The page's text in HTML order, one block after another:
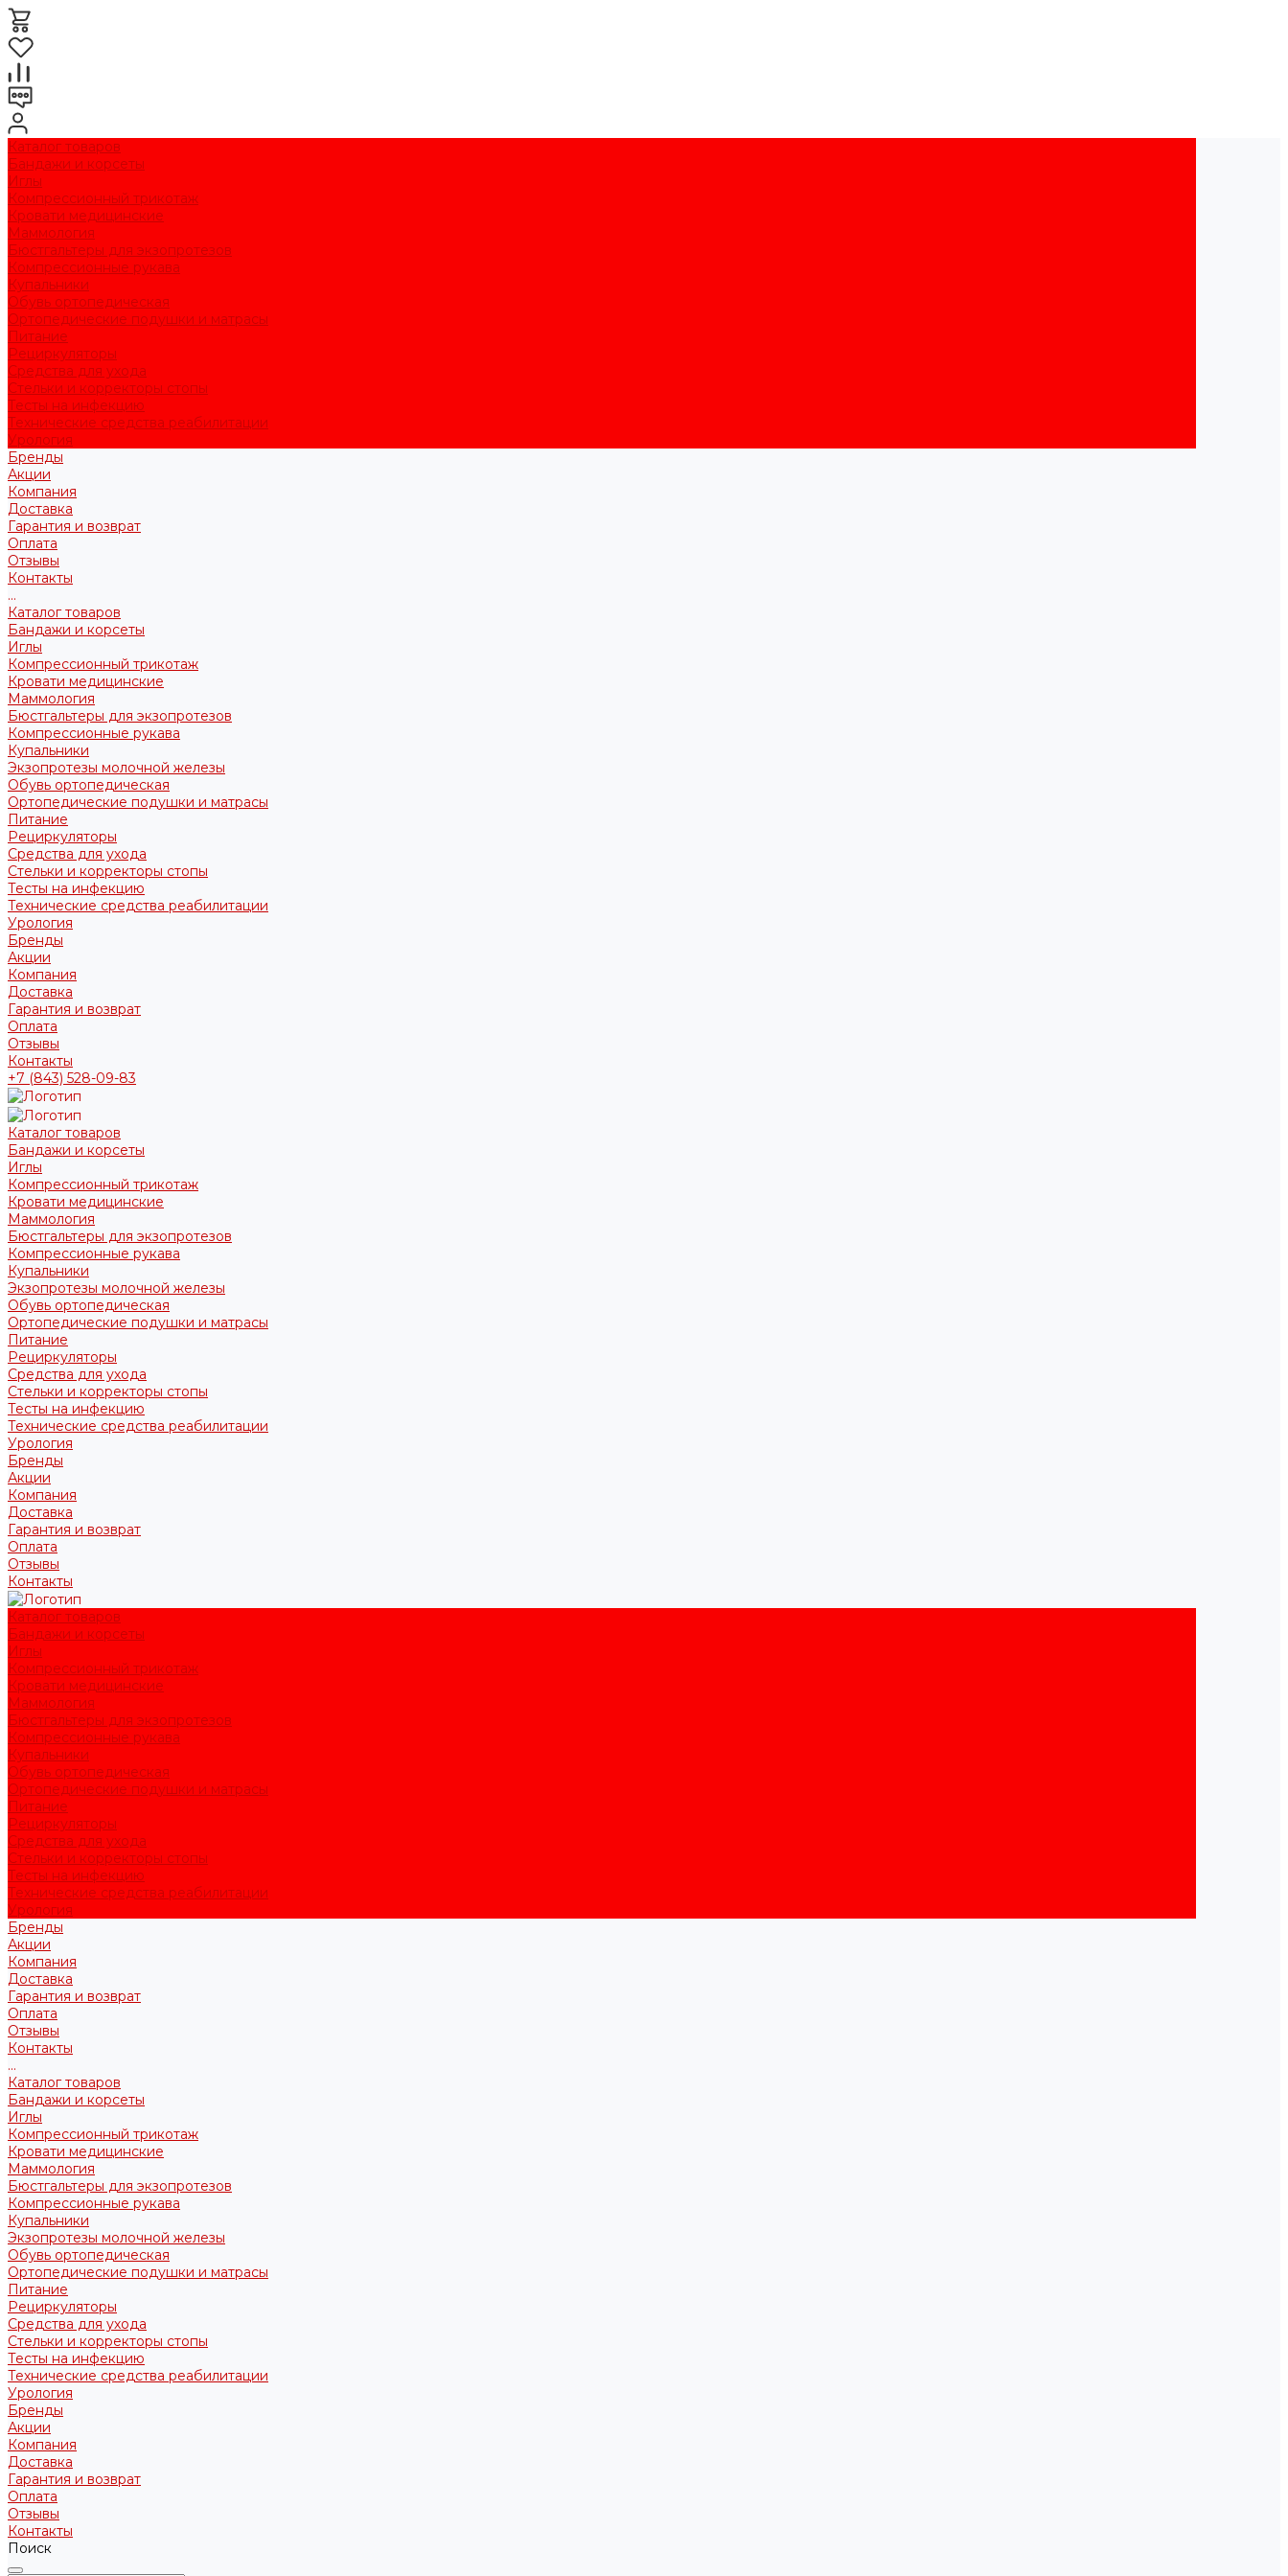
Каталог товаров
Бандажи и корсеты
Иглы
Компрессионный трикотаж
Кровати медицинские
Маммология
Бюстгальтеры для экзопротезов
Компрессионные рукава
Купальники
Обувь ортопедическая
Ортопедические подушки и матрасы
Питание
Рециркуляторы
Средства для ухода
Стельки и корректоры стопы
Тесты на инфекцию
Технические средства реабилитации
Урология
Бренды
Акции
Компания
Доставка
Гарантия и возврат
Оплата
Отзывы
Контакты
...
Каталог товаров
Бандажи и корсеты
Иглы
Компрессионный трикотаж
Кровати медицинские
Маммология
Бюстгальтеры для экзопротезов
Компрессионные рукава
Купальники
Экзопротезы молочной железы
Обувь ортопедическая
Ортопедические подушки и матрасы
Питание
Рециркуляторы
Средства для ухода
Стельки и корректоры стопы
Тесты на инфекцию
Технические средства реабилитации
Урология
Бренды
Акции
Компания
Доставка
Гарантия и возврат
Оплата
Отзывы
Контакты
+7 (843) 528-09-83
Каталог товаров
Бандажи и корсеты
Иглы
Компрессионный трикотаж
Кровати медицинские
Маммология
Бюстгальтеры для экзопротезов
Компрессионные рукава
Купальники
Экзопротезы молочной железы
Обувь ортопедическая
Ортопедические подушки и матрасы
Питание
Рециркуляторы
Средства для ухода
Стельки и корректоры стопы
Тесты на инфекцию
Технические средства реабилитации
Урология
Бренды
Акции
Компания
Доставка
Гарантия и возврат
Оплата
Отзывы
Контакты
Каталог товаров
Бандажи и корсеты
Иглы
Компрессионный трикотаж
Кровати медицинские
Маммология
Бюстгальтеры для экзопротезов
Компрессионные рукава
Купальники
Обувь ортопедическая
Ортопедические подушки и матрасы
Питание
Рециркуляторы
Средства для ухода
Стельки и корректоры стопы
Тесты на инфекцию
Технические средства реабилитации
Урология
Бренды
Акции
Компания
Доставка
Гарантия и возврат
Оплата
Отзывы
Контакты
...
Каталог товаров
Бандажи и корсеты
Иглы
Компрессионный трикотаж
Кровати медицинские
Маммология
Бюстгальтеры для экзопротезов
Компрессионные рукава
Купальники
Экзопротезы молочной железы
Обувь ортопедическая
Ортопедические подушки и матрасы
Питание
Рециркуляторы
Средства для ухода
Стельки и корректоры стопы
Тесты на инфекцию
Технические средства реабилитации
Урология
Бренды
Акции
Компания
Доставка
Гарантия и возврат
Оплата
Отзывы
Контакты
Поиск